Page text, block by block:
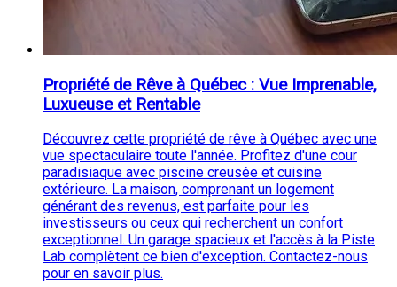
Propriété de Rêve à Québec : Vue Imprenable,
Luxueuse et Rentable
Découvrez cette propriété de rêve à Québec avec une
vue spectaculaire toute l'année. Profitez d'une cour
paradisiaque avec piscine creusée et cuisine
extérieure. La maison, comprenant un logement
générant des revenus, est parfaite pour les
investisseurs ou ceux qui recherchent un confort
exceptionnel. Un garage spacieux et l'accès à la Piste
Lab complètent ce bien d'exception. Contactez-nous
pour en savoir plus.